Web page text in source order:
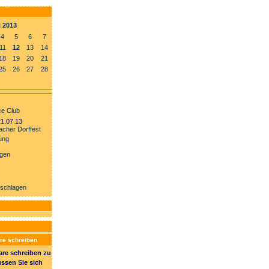
2013
4 5 6
7
11 12 13
14
18 19 20
21
26 27
28
Club
Dorffest
schreiben
schreiben zu
Sie sich